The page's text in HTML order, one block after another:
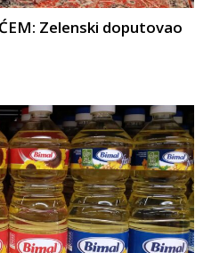
Zelenski doputovao